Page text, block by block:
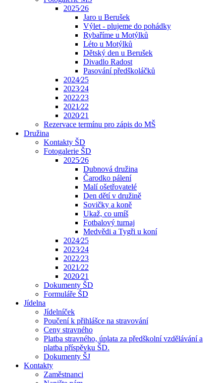
2025⁄26
Jaro u Berušek
Výlet - plujeme do pohádky
Rybaříme u Motýlků
Léto u Motýlků
Dětský den u Berušek
Divadlo Radost
Pasování předškoláčků
2024⁄25
2023⁄24
2022⁄23
2021⁄22
2020⁄21
Rezervace termínu pro zápis do MŠ
Družina
Kontakty ŠD
Fotogalerie ŠD
2025⁄26
Dubnová družina
Čarodko pálení
Malí ošetřovatelé
Den dětí v družině
Sovičky a koně
Ukaž, co umíš
Fotbalový turnaj
Medvědi a Tygři u koní
2024⁄25
2023⁄24
2022⁄23
2021⁄22
2020⁄21
Dokumenty ŠD
Formuláře ŠD
Jídelna
Jídelníček
Poučení k přihlášce na stravování
Ceny stravného
Platba stravného, úplata za předškolní vzdělávání a
platba příspěvku ŠD.
Dokumenty ŠJ
Kontakty
Zaměstnanci